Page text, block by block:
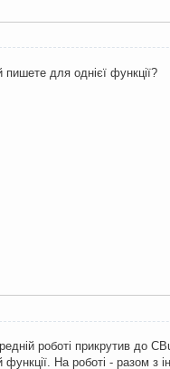
пишете для однієї функції?
роботі прикрутив до
На роботі - разом